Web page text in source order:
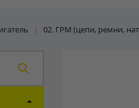
| 02. ГРМ (цепи, ремни,